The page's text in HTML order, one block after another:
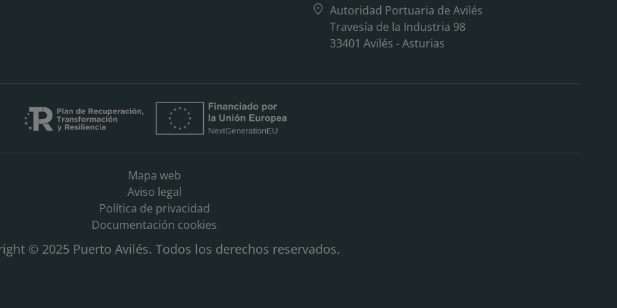
Autoridad Portuaria de Avilés
Travesía de la Industria 98
33401 Avilés - Asturias
Mapa web
Aviso legal
Política de privacidad
Documentación cookies
© 2025 Puerto Avilés. Todos los derechos reservados.